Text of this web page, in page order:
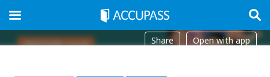
Share Open with app